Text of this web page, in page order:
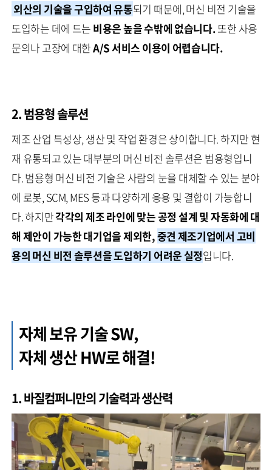
외산의 기술을 구입하여 유통되기 때문에, 머신 비전 기술을
도입하는 데에 드는 비용은 높을 수밖에 없습니다.또한 사용
문의나 고장에 대한A/S 서비스 이용이 어렵습니다.
2. 범용형 솔루션
제조 산업 특성상, 생산 및 작업 환경은 상이합니다. 하지만 현
재 유통되고 있는 대부분의 머신 비전 솔루션은 범용형입니
다. 범용형 머신 비전 기술은 사람의 눈을 대체할 수 있는 분야
에 로봇, SCM, MES 등과 다양하게 응용 및 결합이 가능합니
다. 하지만각각의 제조 라인에 맞는 공정 설계 및 자동화에 대
해 제안이 가능한 대기업을 제외한,중견 제조기업에서 고비
용의 머신 비전 솔루션을 도입하기 어려운 실정입니다.
자체 보유 기술 SW,
자체 생산 HW로 해결!
1. 바질컴퍼니만의 기술력과 생산력